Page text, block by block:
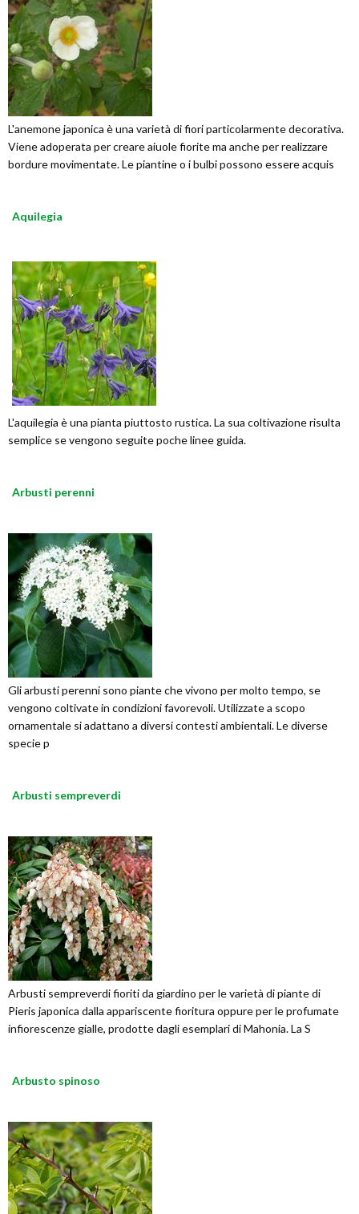
L'anemone japonica è una varietà di fiori particolarmente decorativa.
Viene adoperata per creare aiuole fiorite ma anche per realizzare
bordure movimentate. Le piantine o i bulbi possono essere acquis
Aquilegia
L'aquilegia è una pianta piuttosto rustica. La sua coltivazione risulta
semplice se vengono seguite poche linee guida.
Arbusti perenni
Gli arbusti perenni sono piante che vivono per molto tempo, se
vengono coltivate in condizioni favorevoli. Utilizzate a scopo
ornamentale si adattano a diversi contesti ambientali. Le diverse
specie p
Arbusti sempreverdi
Arbusti sempreverdi fioriti da giardino per le varietà di piante di
Pieris japonica dalla appariscente fioritura oppure per le profumate
infiorescenze gialle, prodotte dagli esemplari di Mahonia. La S
Arbusto spinoso